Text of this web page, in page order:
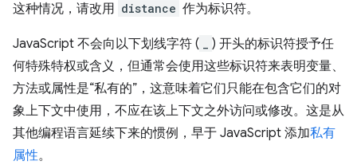
这种情况，请改用 distance 作为标识符。
JavaScript 不会向以下划线字符 (
) 开头的标识符授予任
何特殊特权或含义，但通常会使用这些标识符来表明变量、
方法或属性是“私有的”，这意味着它们只能在包含它们的对
象上下文中使用，不应在该上下文之外访问或修改。这是从
其他编程语言延续下来的惯例，早于 JavaScript 添加私有
属性。